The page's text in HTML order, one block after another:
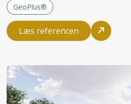
GeoPlus®
Læs referencen